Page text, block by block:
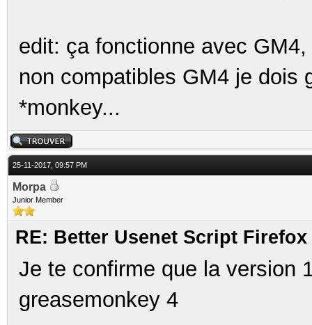
edit: ça fonctionne avec
non compatibles GM4 je dois
*monkey...
25-11-2017, 09:57 PM
Morpa
Junior Member
RE: Better Usenet Script
Je te confirme que la version
greasemonkey 4